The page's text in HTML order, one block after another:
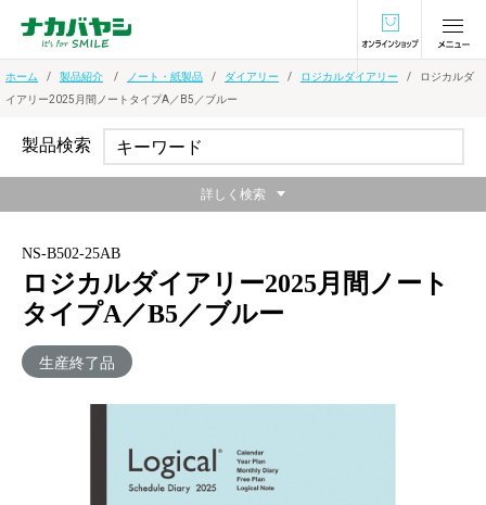
オンラインショ
ホーム 製品紹介 ノート・紙製品 ダイアリー ロジカルダイアリー
ロジカルダ
イアリー2025月間ノートタイプA／B5／ブルー
NS-B502-25AB
ロジカルダイアリー2025月間ノート
タイプA／B5／ブルー
生産終了品
製品検索
詳しく検索